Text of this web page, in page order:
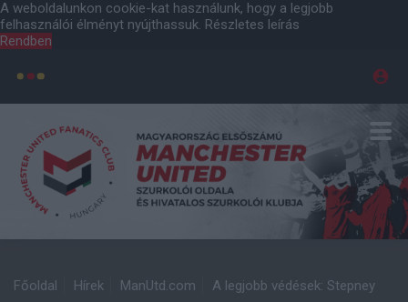
A weboldalunkon cookie-kat használunk, hogy a legjobb
felhasználói élményt nyújthassuk. Részletes leírás
Rendben
Főoldal Hírek ManUtd.com A legjobb védések: Stepney